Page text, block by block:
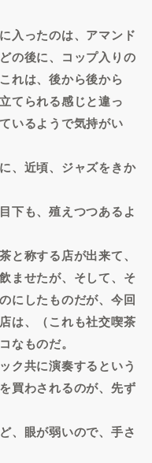
入ったのは、アマンド
の後に、コップ入りの
れは、後から後から
てられる感じと違っ
いるようで気持がい
、近頃、ジャズをきか
下も、殖えつつあるよ
称する店が出来て、
ませたが、そして、そ
にしたものだが、今回
は、（これも社交喫茶
なものだ。
ク共に演奏するという
買わされるのが、先ず
、眼が弱いので、手さ